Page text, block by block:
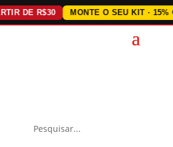
DE R$30 MONTE O SEU KIT · 15% OFF